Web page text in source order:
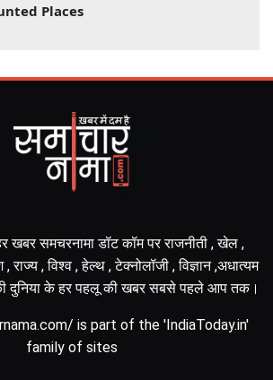
Places
खबर समचरनामा डॉट कॉम पर राजनीती , खेल ,
, विश्व , हेल्थ , टेक्नोलॉजी , विज्ञान ,अधात्यम
दुनिया के हर पहलू की खबर सबसे पहले आप तक।
is part of the 'IndiaToday.in'
family of sites